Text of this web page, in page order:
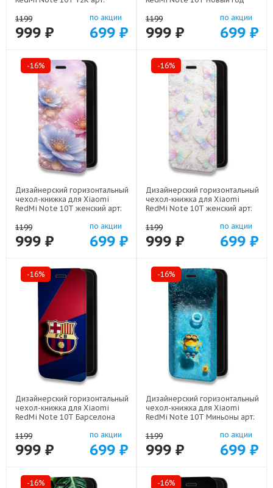
1199
999 ₽
по акции
699 ₽
1199
999 ₽
по акции
699 ₽
-16%
Дизайнерский горизонтальный
чехол-книжка для Xiaomi
RedMi Note 10T женский арт:
1199
999 ₽
по акции
699 ₽
-16%
Дизайнерский горизонтальный
чехол-книжка для Xiaomi
RedMi Note 10T женский арт:
1199
999 ₽
по акции
699 ₽
-16%
Дизайнерский горизонтальный
чехол-книжка для Xiaomi
RedMi Note 10T Барселона
1199
999 ₽
по акции
699 ₽
-16%
Дизайнерский горизонтальный
чехол-книжка для Xiaomi
RedMi Note 10T Миньоны арт:
1199
999 ₽
по акции
699 ₽
-16% -16%